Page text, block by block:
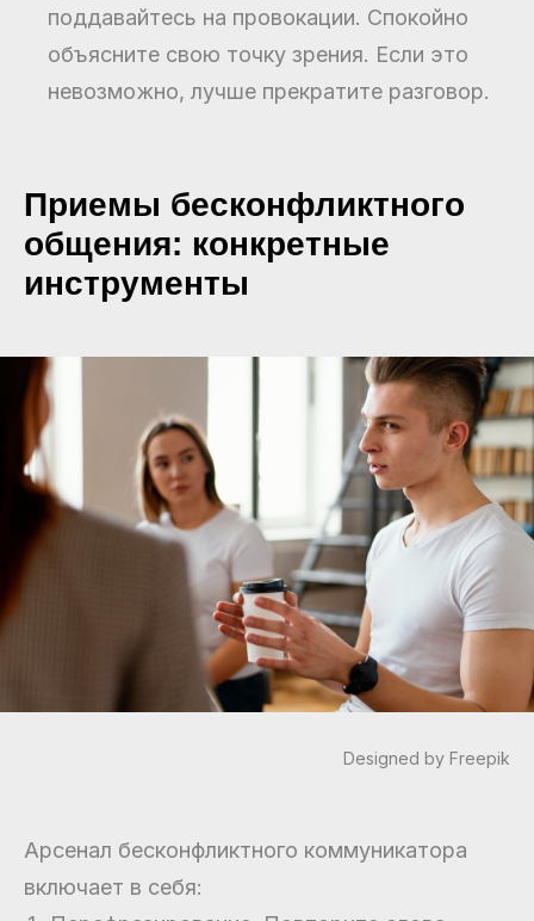
поддавайтесь на провокации. Спокойно
объясните свою точку зрения. Если это
невозможно, лучше прекратите разговор.
Приемы бесконфликтного
общения: конкретные
инструменты
Designed by Freepik
Арсенал бесконфликтного коммуникатора
включает в себя: